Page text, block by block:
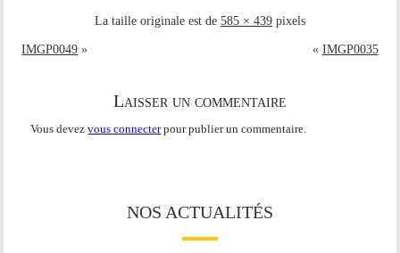
La taille originale est de 585 × 439 pixels
IMGP0049 » « IMGP0035
Laisser un commentaire
Vous devezvous connecterpour publier un commentaire.
NOS ACTUALITÉS